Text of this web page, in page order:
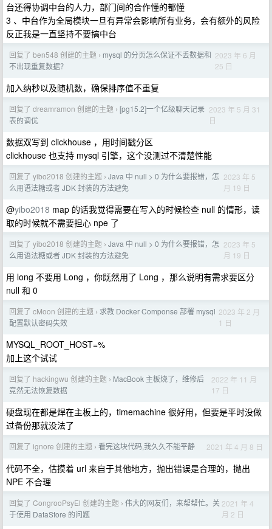
台还得协调中台的人力，部门间的合作懂的都懂
3 、中台作为全局模块一旦有异常会影响所有业务，会有额外的风险
反正我是一直坚持不要搞中台
回复了 ben548 创建的主题 › mysql 的分页怎么保证不丢数据和
不出现重复数据？
2023 年 6 月
25 日
加入纳秒以及随机数，确保排序值不重复
回复了 dreamramon 创建的主题 › [pg15.2]一个亿级聊天记录
表的调优
2023 年 5 月 31
日
数据双写到 clickhouse ，用时间戳分区
clickhouse 也支持 mysql 引擎，这个没测过不清楚性能
回复了 yibo2018 创建的主题 › Java 中 null > 0 为什么要报错，怎
么用语法糖或者 JDK 封装的方法避免
2023 年 5
月 19 日
@yibo2018 map 的话我觉得需要在写入的时候检查 null 的情形，读
取的时候就不需要担心 npe 了
回复了 yibo2018 创建的主题 › Java 中 null > 0 为什么要报错，怎
么用语法糖或者 JDK 封装的方法避免
2023 年 5
月 19 日
用 long 不要用 Long ，你既然用了 Long ，那么说明有需求要区分
null 和 0
回复了 cMoon 创建的主题 › 求教 Docker Componse 部署 mysql
配置默认密码失效
2023 年 2 月
1 日
MYSQL_ROOT_HOST=%
加上这个试试
回复了 hackingwu 创建的主题 › MacBook 主板烧了，维修后
竟然无法恢复数据
2022 年 11 月
17 日
硬盘现在都是焊在主板上的，timemachine 很好用，但要是平时没做
过备份那就没法了
回复了 ignore 创建的主题 › 看完这块代码,我久久不能平静 2021 年 4 月 8 日
代码不全，估摸着 url 来自于其他地方，抛出错误是合理的，抛出
NPE 不合理
回复了 CongrooPsyEl 创建的主题 › 伟大的网友们，来帮帮忙。关
于使用 DataStore 的问题
2021 年 4
月 2 日